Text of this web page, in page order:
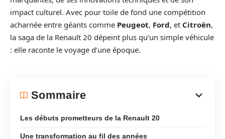
impact culturel. Avec pour toile de fond une compétition
acharnée entre géants comme Peugeot, Ford, et Citroën,
la saga de la Renault 20 dépeint plus qu’un simple véhicule
: elle raconte le voyage d’une époque.
Sommaire
Les débuts prometteurs de la Renault 20
Une transformation au fil des années